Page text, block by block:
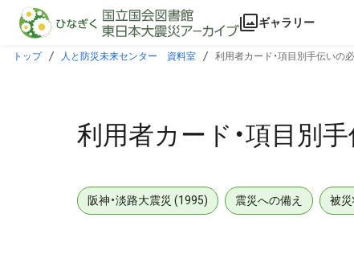
本文に飛ぶ
ギャラリー
トップ 人と防災未来センター 資料室 利用者カード・項目別手伝いの
利用者カード・項目別
阪神・淡路大震災 (1995) 震災への備え 被災